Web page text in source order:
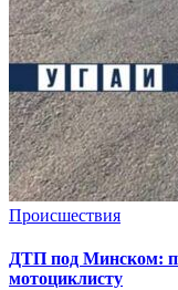
Происшествия
ДТП под Минском:
мотоциклисту